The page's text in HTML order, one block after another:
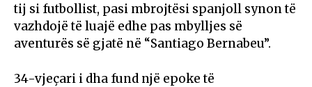
tij si futbollist, pasi mbrojtësi spanjoll synon të
vazhdojë të luajë edhe pas mbylljes së
aventurës së gjatë në “Santiago Bernabeu”.
34-vjeçari i dha fund një epoke të